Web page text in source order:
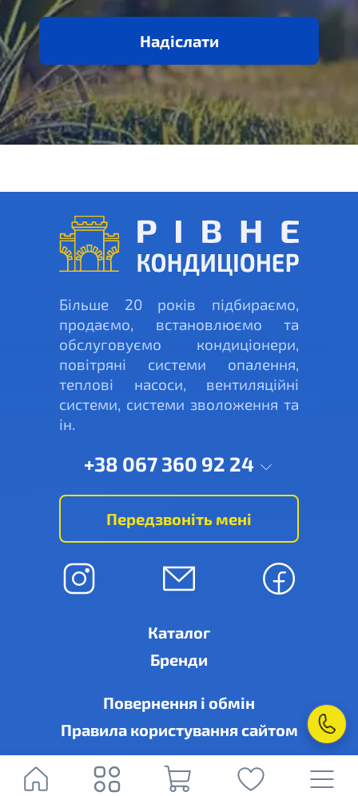
Надіслати
Більше 20 років підбираємо,
продаємо, встановлюємо та
обслуговуємо кондиціонери,
повітряні системи опалення,
теплові насоси, вентиляційні
системи, системи зволоження та
ін.
+38 067 360 92 24
Передзвоніть мені
Каталог
Бренди
Повернення і обмін
Правила користування сайтом
© Рівне-кондиціонер, м. Рівне, вул. Дубенська, 6-А